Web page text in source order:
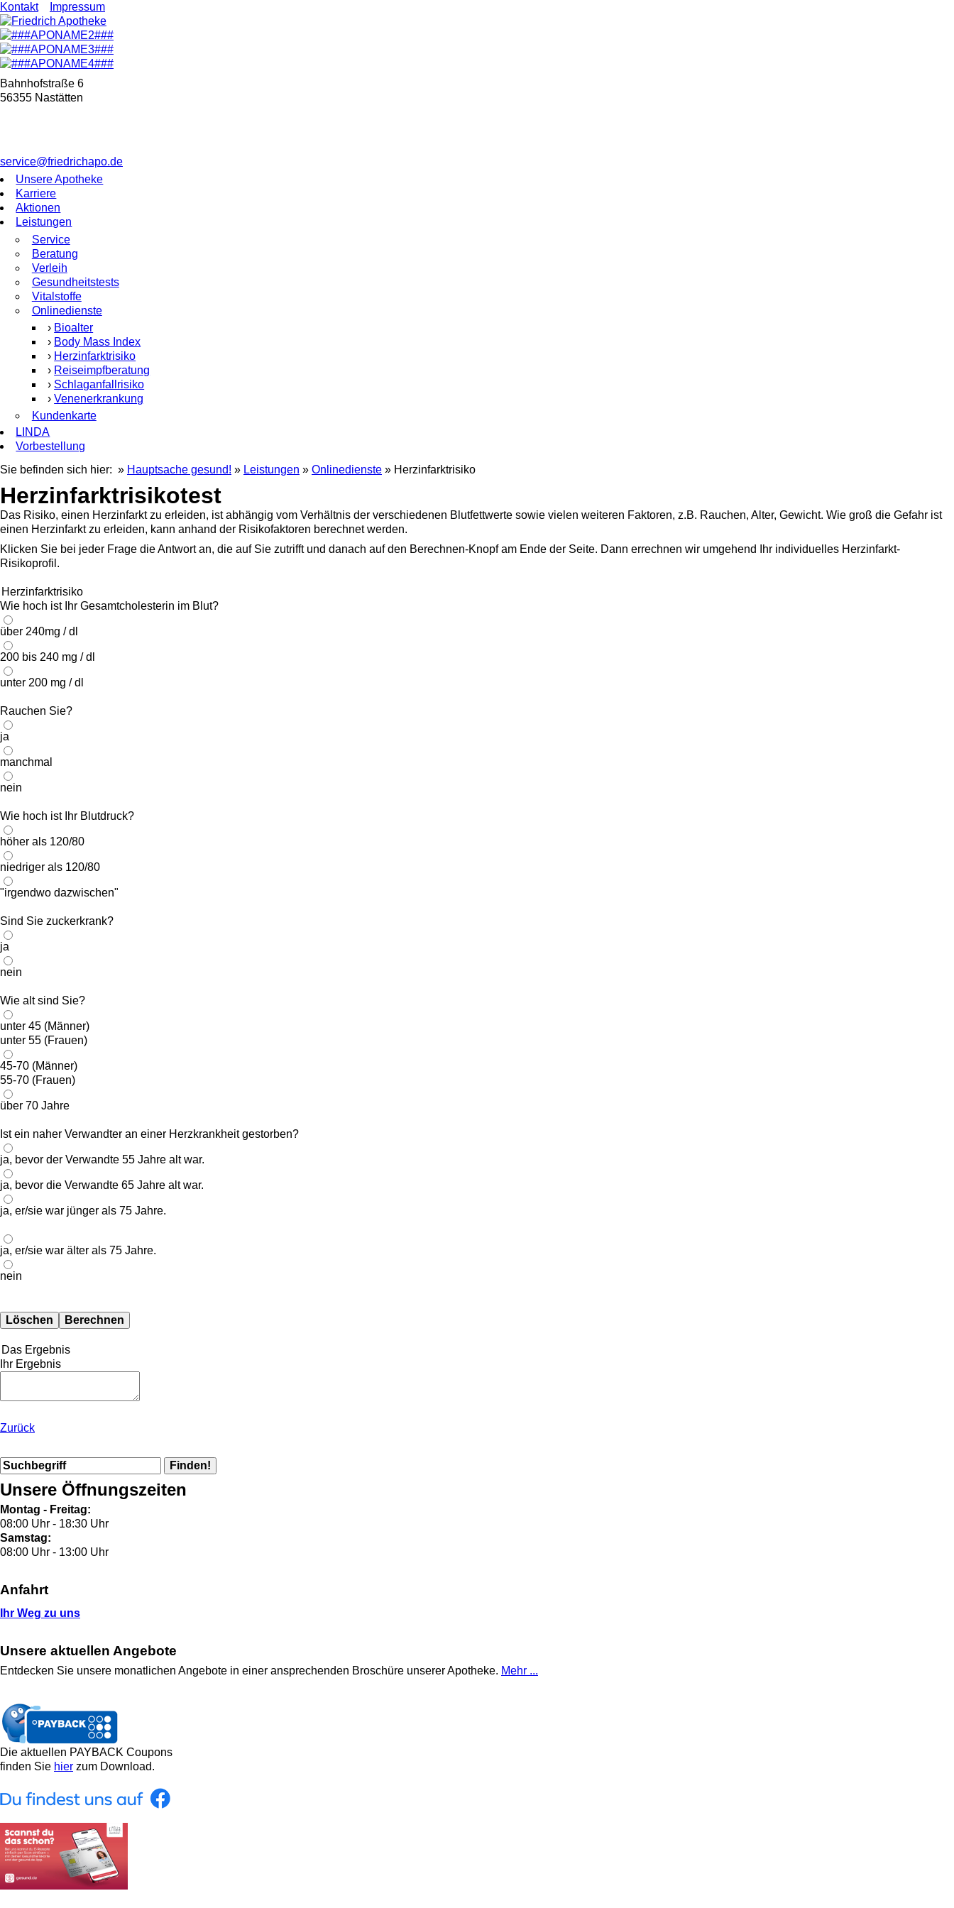
Kontakt Impressum
Bahnhofstraße 6
56355 Nastätten
service@friedrichapo.de
Unsere Apotheke
Karriere
Aktionen
Leistungen
Service
Beratung
Verleih
Gesundheitstests
Vitalstoffe
Onlinedienste
› Bioalter
› Body Mass Index
› Herzinfarktrisiko
› Reiseimpfberatung
› Schlaganfallrisiko
›Venenerkrankung
Kundenkarte
LINDA
Vorbestellung
Sie befinden sich hier: » Hauptsache gesund! » Leistungen » Onlinedienste » Herzinfarktrisiko
Herzinfarktrisikotest
Das Risiko, einen Herzinfarkt zu erleiden, ist abhängig vom Verhältnis der verschiedenen Blutfettwerte sowie vielen weiteren Faktoren, z.B. Rauchen, Alter, Gewicht. Wie groß die Gefahr ist
einen Herzinfarkt zu erleiden, kann anhand der Risikofaktoren berechnet werden.
Klicken Sie bei jeder Frage die Antwort an, die auf Sie zutrifft und danach auf den Berechnen-Knopf am Ende der Seite. Dann errechnen wir umgehend Ihr individuelles Herzinfarkt-
Risikoprofil.
Herzinfarktrisiko
Wie hoch ist Ihr Gesamtcholesterin im Blut?
über 240mg / dl
200 bis 240 mg / dl
unter 200 mg / dl
Rauchen Sie?
ja
manchmal
nein
Wie hoch ist Ihr Blutdruck?
höher als 120/80
niedriger als 120/80
"irgendwo dazwischen"
Sind Sie zuckerkrank?
ja
nein
Wie alt sind Sie?
unter 45 (Männer)
unter 55 (Frauen)
45-70 (Männer)
55-70 (Frauen)
über 70 Jahre
Ist ein naher Verwandter an einer Herzkrankheit gestorben?
ja, bevor der Verwandte 55 Jahre alt war.
ja, bevor die Verwandte 65 Jahre alt war.
ja, er/sie war jünger als 75 Jahre.
ja, er/sie war älter als 75 Jahre.
nein
Das Ergebnis
Ihr Ergebnis
Zurück
Unsere Öffnungszeiten
Montag - Freitag:
08:00 Uhr - 18:30 Uhr
Samstag:
08:00 Uhr - 13:00 Uhr
Anfahrt
Ihr Weg zu uns
Unsere aktuellen Angebote
Entdecken Sie unsere monatlichen Angebote in einer ansprechenden Broschüre unserer Apotheke. Mehr ...
Die aktuellen PAYBACK Coupons
finden Sie hier zum Download.